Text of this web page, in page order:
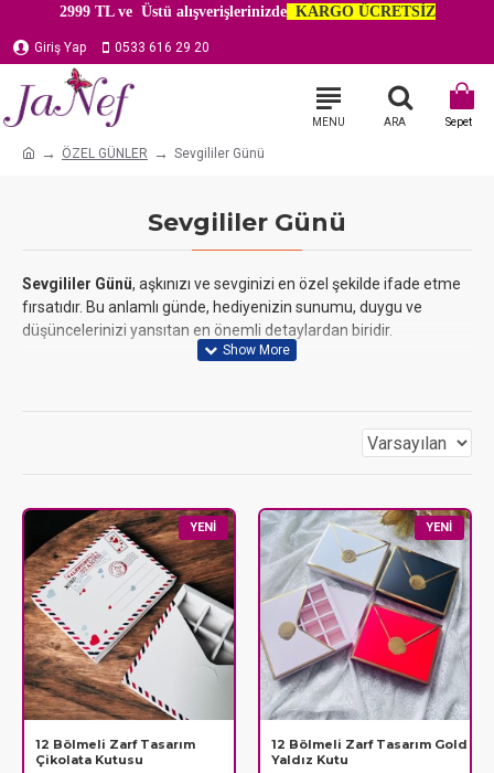
2999 TL ve Üstü alışverişlerinizdeKARGO ÜCRETSİZ
Giriş Yap 0533 616 29 20
ÖZEL GÜNLER Sevgililer Günü
Sevgililer Günü
Sevgililer Günü, aşkınızı ve sevginizi en özel şekilde ifade etme
fırsatıdır. Bu anlamlı günde, hediyenizin sunumu, duygu ve
düşüncelerinizi yansıtan en önemli detaylardan biridir.
, romantik kurdelelere ve hediyenize
kişisel bir dokunuş katacak etiketlere kadar aradığınız her şeyi
katacaktır.
YENI
12 Bölmeli Zarf Tasarım
Çikolata Kutusu
YENI
12 Bölmeli Zarf Tasarım Gold
Yaldız Kutu